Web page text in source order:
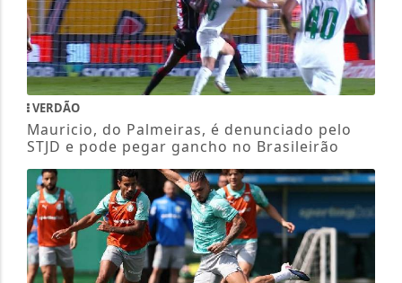
VERDÃO
Mauricio, do Palmeiras, é denunciado pelo
STJD e pode pegar gancho no Brasileirão